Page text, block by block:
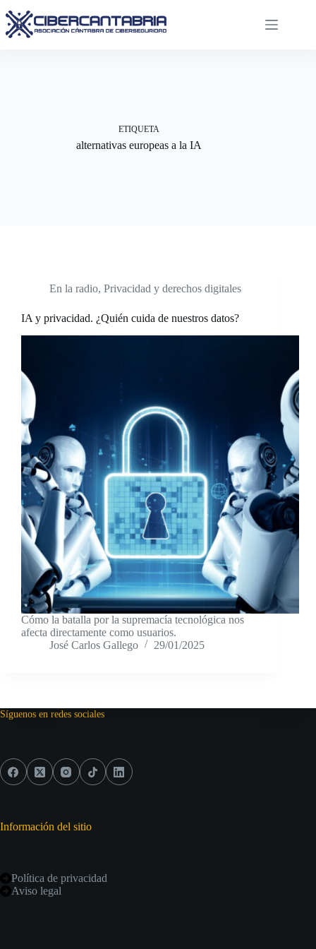
al
contenido
ETIQUETA
alternativas europeas a la IA
En la radio, Privacidad y derechos digitales
IA y privacidad. ¿Quién cuida de nuestros datos?
Cómo la batalla por la supremacía tecnológica nos
afecta directamente como usuarios.
José Carlos Gallego
29/01/2025
Síguenos en redes sociales
Información del sitio
Política de privacidad
Aviso legal